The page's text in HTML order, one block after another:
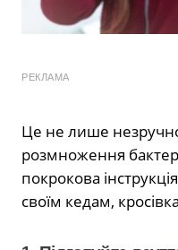
РЕКЛАМА
Це не лише
розмноження
покрокова
своїм кедам,